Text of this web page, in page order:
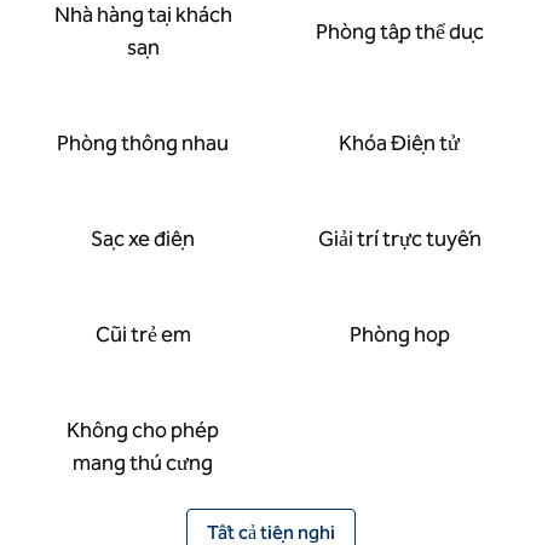
Nhà hàng tại khách
sạn
Phòng tập thể dục
Phòng thông nhau Khóa Điện tử
Sạc xe điện Giải trí trực tuyến
Cũi trẻ em Phòng họp
Không cho phép
mang thú cưng
Tất cả tiện nghi